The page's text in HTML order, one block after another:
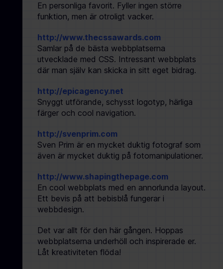
En personliga favorit. Fyller ingen större
funktion, men är otroligt vacker.
http://www.thecssawards.com
Samlar på de bästa webbplatserna
utvecklade med CSS. Intressant webbplats
där man själv kan skicka in sitt eget bidrag.
http://epicagency.net
Snyggt utförande, schysst logotyp, härliga
färger och cool navigation.
http://svenprim.com
Sven Prim är en mycket duktig fotograf som
även är mycket duktig på fotomanipulationer.
http://www.shapingthepage.com
En cool webbplats med en annorlunda layout.
Ett bevis på att bebisblå fungerar i
webbdesign.
Det var allt för den här gången. Hoppas
webbplatserna underhöll och inspirerade er.
Låt kreativiteten flöda!